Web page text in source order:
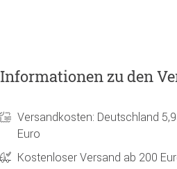
Informationen zu den
Versandkosten: Deutschland
Euro
Kostenloser Versand ab 200